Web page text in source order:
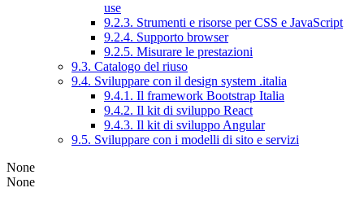
use
9.2.3. Strumenti e risorse per CSS e JavaScript
9.2.4. Supporto browser
9.2.5. Misurare le prestazioni
9.3. Catalogo del riuso
9.4. Sviluppare con il design system .italia
9.4.1. Il framework Bootstrap Italia
9.4.2. Il kit di sviluppo React
9.4.3. Il kit di sviluppo Angular
9.5. Sviluppare con i modelli di sito e servizi
None
None